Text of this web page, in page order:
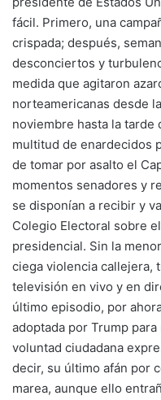
fácil. Primero, una
crispada; después,
desconciertos y
medida que agitaron
norteamericanas desde
noviembre hasta la tarde
multitud de enardecidos
de tomar por asalto el
momentos senadores y
se disponían a recibir y
Colegio Electoral sobre
presidencial. Sin la
ciega violencia callejera,
televisión en vivo y en
último episodio, por
adoptada por Trump
voluntad ciudadana
decir, su último afán por
marea, aunque ello